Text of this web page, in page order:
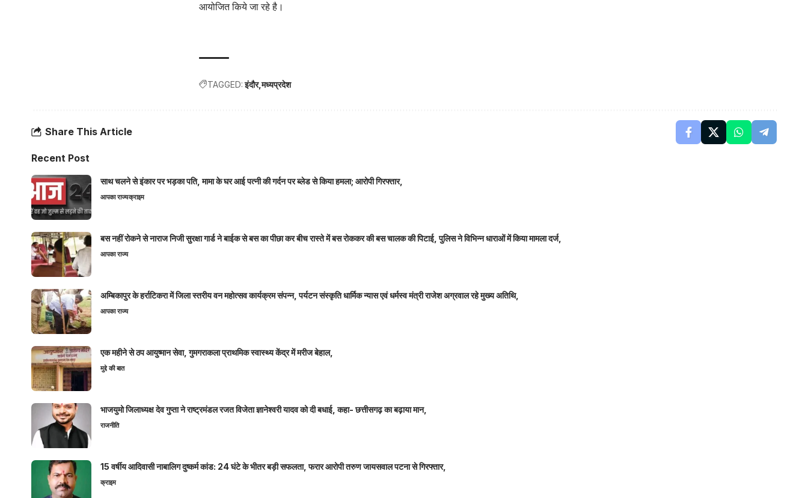
आयोजित किये जा रहे है।
TAGGED: इंदौर मध्यप्रदेश
Share This Article
Recent Post
साथ चलने से इंकार पर भड़का पति, मामा के घर आई पत्नी की गर्दन पर ब्लेड से किया हमला; आरोपी गिरफ्तार,
आपका राज्यक्राइम
बस नहीं रोकने से नाराज निजी सुरक्षा गार्ड ने बाईक से बस का पीछा कर बीच रास्ते में बस रोककर की बस चालक की पिटाई, पुलिस ने विभिन्न धाराओं में किया मामला दर्ज,
आपका राज्य
अम्बिकापुर के हर्राटिकरा में जिला स्तरीय वन महोत्सव कार्यक्रम संपन्न, पर्यटन संस्कृति धार्मिक न्यास एवं धर्मस्व मंत्री राजेश अग्रवाल रहे मुख्य अतिथि,
आपका राज्य
एक महीने से ठप आयुष्मान सेवा, गुमगराकला प्राथमिक स्वास्थ्य केंद्र में मरीज बेहाल,
मुद्दे की बात
भाजयुमो जिलाध्यक्ष देव गुप्ता ने राष्ट्रमंडल रजत विजेता ज्ञानेश्वरी यादव को दी बधाई, कहा- छत्तीसगढ़ का बढ़ाया मान,
राजनीति
15 वर्षीय आदिवासी नाबालिग दुष्कर्म कांड: 24 घंटे के भीतर बड़ी सफलता, फरार आरोपी तरुण जायसवाल पटना से गिरफ्तार,
क्राइम